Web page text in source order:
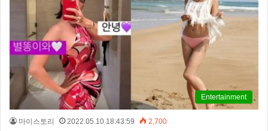
Entertainment
마이스토리 2022.05.10 18:43:59 2,700